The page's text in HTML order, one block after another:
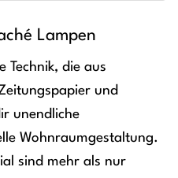
Lampen
Technik, die aus
und
unendliche
Wohnraumgestaltung.
sind mehr als nur